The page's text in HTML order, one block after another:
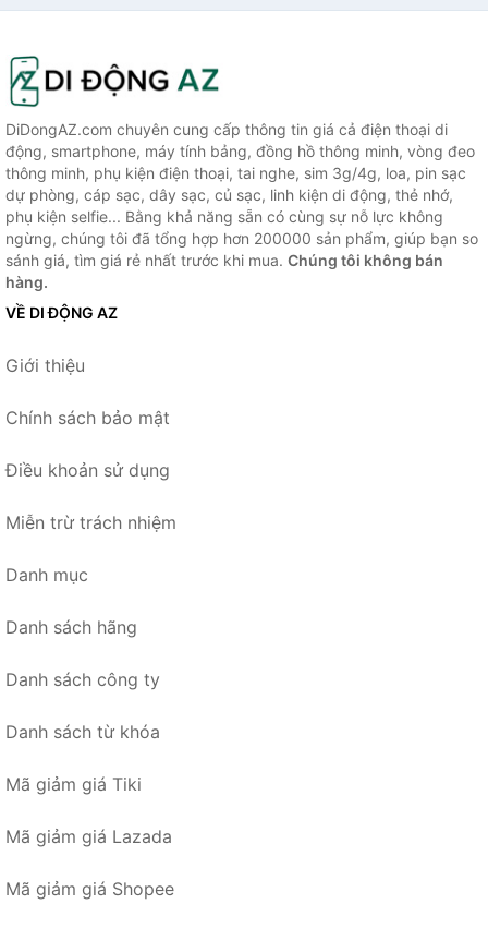
DiDongAZ.com chuyên cung cấp thông tin giá cả điện thoại di
động, smartphone, máy tính bảng, đồng hồ thông minh, vòng đeo
thông minh, phụ kiện điện thoại, tai nghe, sim 3g/4g, loa, pin sạc
dự phòng, cáp sạc, dây sạc, củ sạc, linh kiện di động, thẻ nhớ,
phụ kiện selfie... Bằng khả năng sẵn có cùng sự nỗ lực không
ngừng, chúng tôi đã tổng hợp hơn 200000 sản phẩm, giúp bạn so
sánh giá, tìm giá rẻ nhất trước khi mua. Chúng tôi không bán
hàng.
VỀ DI ĐỘNG AZ
Giới thiệu
Chính sách bảo mật
Điều khoản sử dụng
Miễn trừ trách nhiệm
Danh mục
Danh sách hãng
Danh sách công ty
Danh sách từ khóa
Mã giảm giá Tiki
Mã giảm giá Lazada
Mã giảm giá Shopee